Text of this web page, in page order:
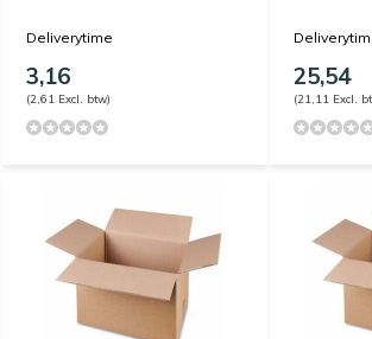
Deliverytime
3,16
(2,61 Excl. btw)
25,54
(21,11 Excl.